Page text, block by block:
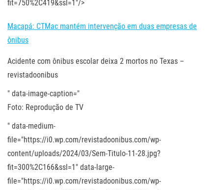
fit=750%2C419&ssl=1"/>
Macapá: CTMac mantém intervenção em duas empresas de
ônibus
Acidente com ônibus escolar deixa 2 mortos no Texas –
revistadoonibus
" data-image-caption="
Foto: Reprodução de TV
" data-medium-
file="https://i0.wp.com/revistadoonibus.com/wp-
content/uploads/2024/03/Sem-Titulo-11-28.jpg?
fit=300%2C166&ssl=1" data-large-
file="https://i0.wp.com/revistadoonibus.com/wp-